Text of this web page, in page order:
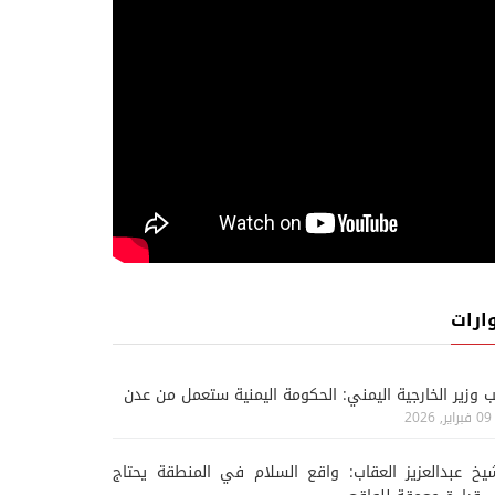
وزير الخارجية اليمني: الحكومة اليمنية ستعمل من عدن
09 فبراير, 2026
عبدالعزيز العقاب: واقع السلام في المنطقة يحتاج